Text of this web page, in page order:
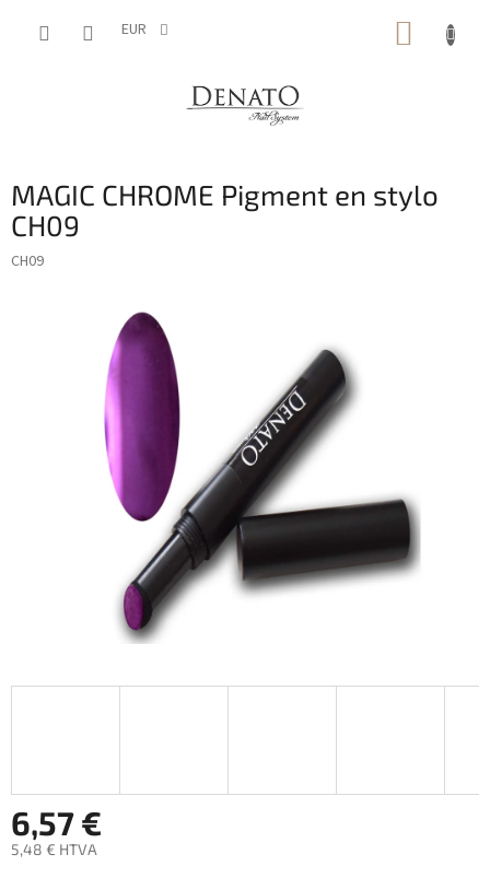
EUR
PANIER
MAGIC CHROME Pigment en stylo
CH09
CH09
6,57 €
5,48 € HTVA